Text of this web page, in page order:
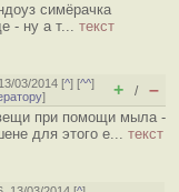
симёрачка
- ну а т... текст
03/2014 [^] [^^]
] + / –
при помощи мыла -
для этого е... текст